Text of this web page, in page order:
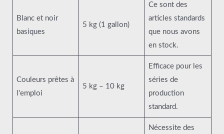
Blanc et noir
basiques
5 kg (1 gallon)
Ce sont des
articles standards
que nous avons
en stock.
Couleurs prêtes à
l'emploi
5 kg – 10 kg
Efficace pour les
séries de
production
standard.
Nécessite des